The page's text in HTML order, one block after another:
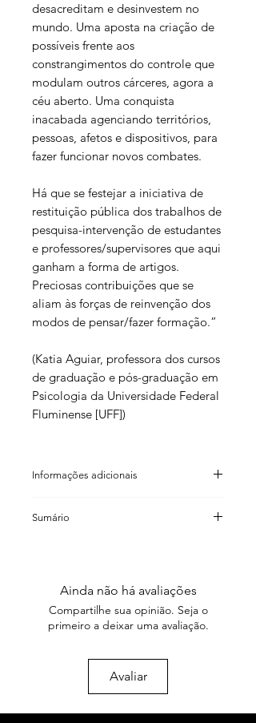
desacreditam e desinvestem no
mundo. Uma aposta na criação de
possíveis frente aos
constrangimentos do controle que
modulam outros cárceres, agora a
céu aberto. Uma conquista
inacabada agenciando territórios,
pessoas, afetos e dispositivos, para
fazer funcionar novos combates.
Há que se festejar a iniciativa de
restituição pública dos trabalhos de
pesquisa-intervenção de estudantes
e professores/supervisores que aqui
ganham a forma de artigos.
Preciosas contribuições que se
aliam às forças de reinvenção dos
modos de pensar/fazer formação.”
(Katia Aguiar, professora dos cursos
de graduação e pós-graduação em
Psicologia da Universidade Federal
Fluminense [UFF])
Informações adicionais
(organização)
Formato: 12×18cm
Número de páginas: 176
Peso: 170g
Coedição: Faperj
Sumário
campo de intervenção
Maria Lívia do Nascimento e Estela
Maria Clara Fernandes
Ainda não há avaliações
Compartilhe sua opinião. Seja o
primeiro a deixar uma avaliação.
Avaliar